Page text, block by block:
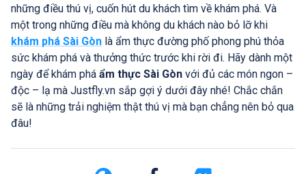
những điều thú vị, cuốn hút du khách tìm về khám phá. Và
một trong những điều mà không du khách nào bỏ lỡ khi
khám phá Sài Gòn là ẩm thực đường phố phong phú thỏa
sức khám phá và thưởng thức trước khi rời đi. Hãy dành một
ngày để khám phá ẩm thực Sài Gòn với đủ các món ngon –
độc – lạ mà Justfly.vn sắp gợi ý dưới đây nhé! Chắc chắn
sẽ là những trải nghiệm thật thú vị mà bạn chẳng nên bỏ qua
đâu!